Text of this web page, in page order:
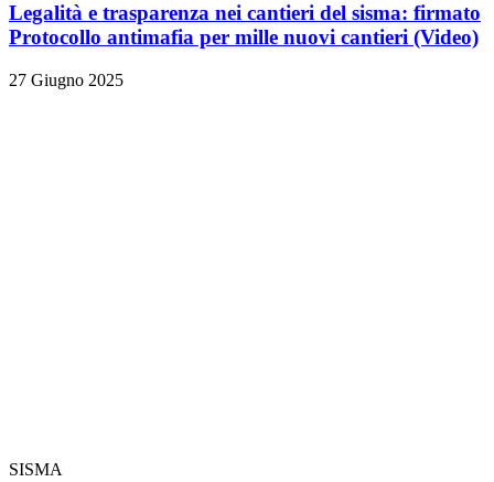
Legalità e trasparenza nei cantieri del sisma: firmato
Protocollo antimafia per mille nuovi cantieri (Video)
27 Giugno 2025
SISMA